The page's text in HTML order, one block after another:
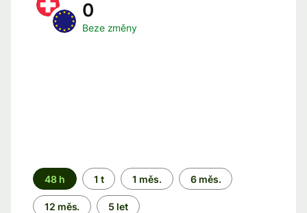
0
Beze změny
Časové
období
48 h 1 t 1 měs. 6 měs.
12 měs. 5 let